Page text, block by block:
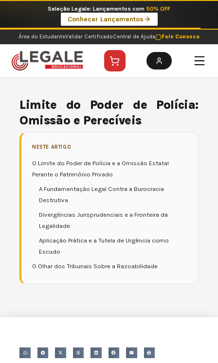
o
conteúdo
Imperdíveis no Pix: Pós Selecionadas a 199 reais no pix em parcela única
Ver ofertas
Área do EstudanteValidar CertificadoCentral de Ajuda Fale Conosco
Limite do Poder de Polícia:
Omissão e Perecíveis
NESTE ARTIGO
O Limite do Poder de Polícia e a Omissão Estatal
Perante o Patrimônio Privado
A Fundamentação Legal Contra a Burocracia
Destrutiva
Divergências Jurisprudenciais e a Fronteira da
Legalidade
Aplicação Prática e a Tutela de Urgência como
Escudo
O Olhar dos Tribunais Sobre a Razoabilidade